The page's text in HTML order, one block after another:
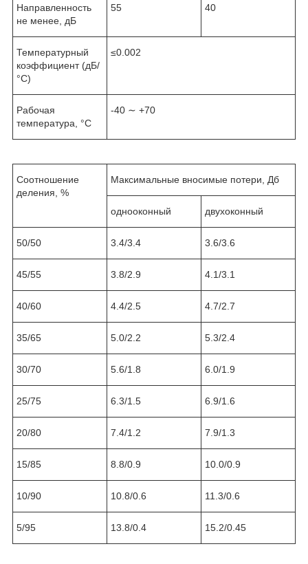
Направленность
не менее, дБ
55 40
Температурный
коэффициент (дБ/
°С)
≤0.002
Рабочая
температура, °С
-40 ∼ +70
Соотношение
деления, %
Максимальные вносимые потери, Дб
однооконный двухоконный
50/50 3.4/3.4 3.6/3.6
45/55 3.8/2.9 4.1/3.1
40/60 4.4/2.5 4.7/2.7
35/65 5.0/2.2 5.3/2.4
30/70 5.6/1.8 6.0/1.9
25/75 6.3/1.5 6.9/1.6
20/80 7.4/1.2 7.9/1.3
15/85 8.8/0.9 10.0/0.9
10/90 10.8/0.6 11.3/0.6
5/95 13.8/0.4 15.2/0.45